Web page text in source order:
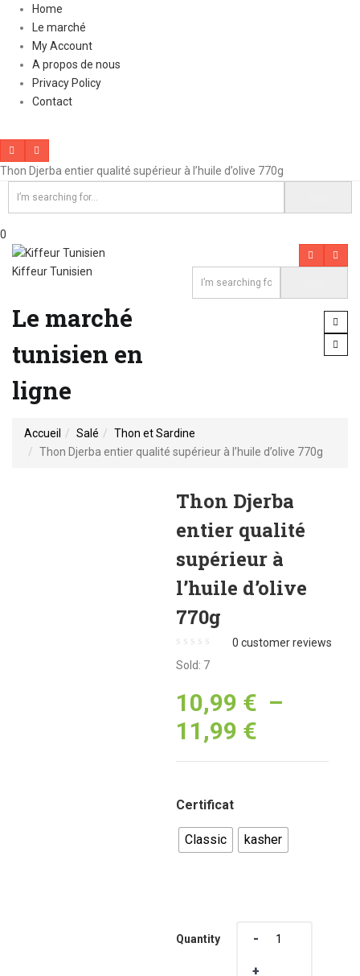
Home
Le marché
My Account
A propos de nous
Privacy Policy
Contact
Thon Djerba entier qualité supérieur à l’huile d’olive 770g
0
Kiffeur Tunisien
Le marché
tunisien en
ligne
Accueil Salé
Thon et Sardine
Thon Djerba entier qualité supérieur à l’huile d’olive 770g
Thon Djerba
entier qualité
supérieur à
l’huile d’olive
770g
0 customer reviews
Sold: 7
10,99 € –
11,99 €Plage
de
à
Certificat
Classic kasher
Quantity